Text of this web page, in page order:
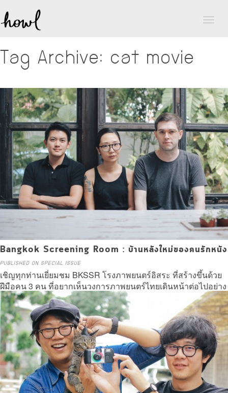
Tag Archive: cat movie
Bangkok Screening Room : บ้านหลังใหม่ของคนรักหนัง
PUBLISHED ON SPECIAL ISSUE
เชิญทุกท่านเยี่ยมชม BKSSR โรงภาพยนตร์อิสระ ที่สร้างขึ้นด้วย
ฝีมือคน 3 คน ที่อยากเห็นวงการภาพยนตร์ไทยเดินหน้าต่อไปอย่าง
ภาคภูมิ
Read more